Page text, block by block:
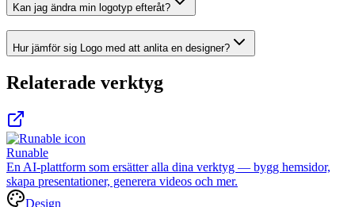
Kan jag ändra min logotyp efteråt?
Hur jämför sig Logo med att anlita en designer?
Relaterade verktyg
Runable
En AI-plattform som ersätter alla dina verktyg — bygg hemsidor,
skapa presentationer, generera videos och mer.
Design